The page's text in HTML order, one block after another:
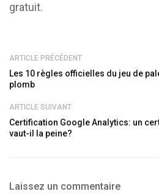
gratuit.
ARTICLE PRÉCÉDENT
Les 10 règles officielles du jeu de
plomb
ARTICLE SUIVANT
Certification Google Analytics: un
vaut-il la peine?
Laissez un commentaire